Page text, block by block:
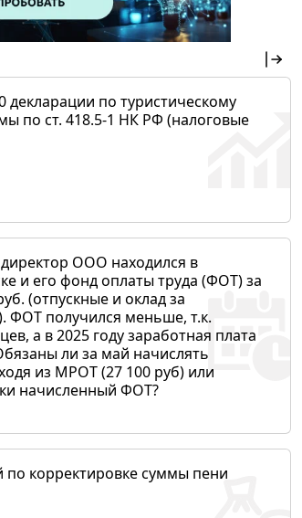
декларации по туристическому
по ст. 418.5-1 НК РФ (налоговые
ООО находился в
и его фонд оплаты труда (ФОТ) за
(отпускные и оклад за
ФОТ получился меньше, т.к.
а в 2025 году заработная плата
ли за май начислять
из МРОТ (27 100 руб) или
начисленный ФОТ?
корректировке суммы пени